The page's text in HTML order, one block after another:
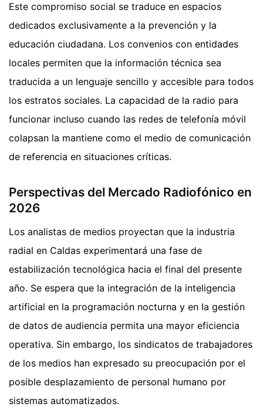
Este compromiso social se traduce en espacios
dedicados exclusivamente a la prevención y la
educación ciudadana. Los convenios con entidades
locales permiten que la información técnica sea
traducida a un lenguaje sencillo y accesible para todos
los estratos sociales. La capacidad de la radio para
funcionar incluso cuando las redes de telefonía móvil
colapsan la mantiene como el medio de comunicación
de referencia en situaciones críticas.
Perspectivas del Mercado Radiofónico en
2026
Los analistas de medios proyectan que la industria
radial en Caldas experimentará una fase de
estabilización tecnológica hacia el final del presente
año. Se espera que la integración de la inteligencia
artificial en la programación nocturna y en la gestión
de datos de audiencia permita una mayor eficiencia
operativa. Sin embargo, los sindicatos de trabajadores
de los medios han expresado su preocupación por el
posible desplazamiento de personal humano por
sistemas automatizados.